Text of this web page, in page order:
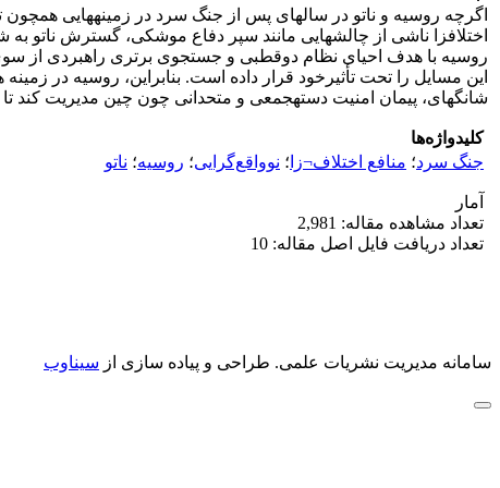
اگرچه روسیه و ناتو در سال­های پس از جنگ سرد در زمینه­هایی همچون
اختلاف­زا ناشی از چالش­هایی مانند سپر دفاع موشکی، گسترش ناتو به
روسیه با هدف احیای نظام دوقطبی و جستجوی برتری راهبردی از
این مسایل را تحت تأثیرخود قرار داده است. بنابراین، روسیه در
شانگهای، پیمان امنیت دسته­جمعی و متحدانی چون چین مدیریت کند تا
کلیدواژه‌ها
جنگ سرد؛ منافع اختلاف¬زا ؛ نوواقع‌گرایی؛ روسیه؛ ناتو
آمار
تعداد مشاهده مقاله: 2,981
تعداد دریافت فایل اصل مقاله: 10
سامانه مدیریت نشریات علمی. طراحی و پیاده سازی از سیناوب